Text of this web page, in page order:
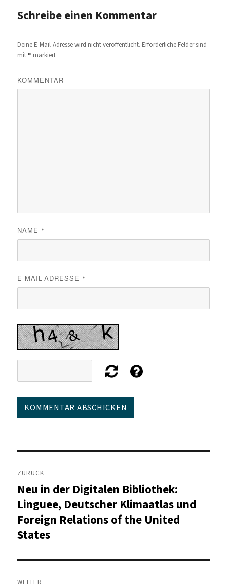
Schreibe einen Kommentar
Deine E-Mail-Adresse wird nicht veröffentlicht. Erforderliche Felder sind
mit * markiert
KOMMENTAR
NAME *
E-MAIL-ADRESSE *
Beitragsnavigation
ZURÜCK
Vorheriger
Beitrag:
Neu in der Digitalen Bibliothek:
Linguee, Deutscher Klimaatlas und
Foreign Relations of the United
States
WEITER